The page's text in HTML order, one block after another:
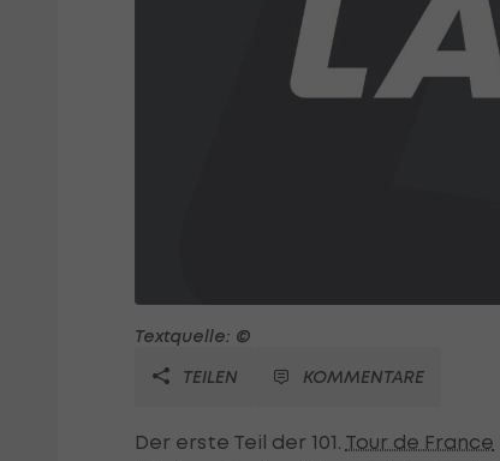
Textquelle: ©
TEILEN
KOMMENTARE
Der erste Teil der 101. Tour de France